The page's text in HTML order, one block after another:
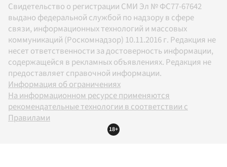
Свидетельство о регистрации СМИ Эл № ФС77-67642
выдано федеральной службой по надзору в сфере
связи, информационных технологий и массовых
коммуникаций (Роскомнадзор) 10.11.2016 г. Редакция не
несет ответственности за достоверность информации,
содержащейся в рекламных объявлениях. Редакция не
предоставляет справочной информации.
Информация об ограничениях
На информационном ресурсе применяются
рекомендательные технологии в соответствии с
Правилами
18+